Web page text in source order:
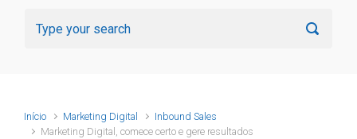
Início Marketing Digital
Inbound Sales
Marketing Digital, comece certo e gere resultados